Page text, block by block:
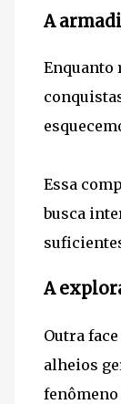
A
Enquanto
Essa
busca
A
Outra
alheios